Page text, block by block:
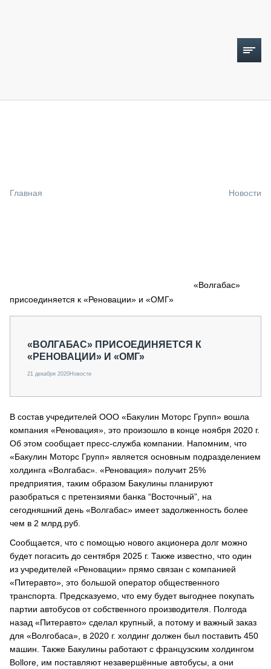
СПЕЦПРОЕКТЫ
О ПРОЕКТЕ
Главная Новости
«Волгабас»
присоединяется к «Реновации» и «ОМГ»
«ВОЛГАБАС» ПРИСОЕДИНЯЕТСЯ К
«РЕНОВАЦИИ» И «ОМГ»
21 декабря 2020Новости
В состав учредителей ООО «Бакулин Моторс Групп» вошла
компания «Реновация», это произошло в конце ноября 2020 г.
Об этом сообщает пресс-служба компании. Напомним, что
«Бакулин Моторс Групп» является основным подразделением
холдинга «Волгабас». «Реновация» получит 25%
предприятия, таким образом Бакулины планируют
разобраться с претензиями банка “Восточный”, на
сегодняшний день «Волгабас» имеет задолженность более
чем в 2 млрд.руб.
Сообщается, что с помощью нового акционера долг можно
будет погасить до сентября 2025 г. Также известно, что один
из учредителей «Реновации» прямо связан с компанией
«Питеравто», это большой оператор общественного
транспорта. Предсказуемо, что ему будет выгоднее покупать
партии автобусов от собственного производителя. Полгода
назад «Питеравто» сделал крупный, а потому и важный заказ
для «Волгобаса», в 2020 г. холдинг должен был поставить 450
машин. Также Бакулины работают с французским холдингом
Bollore, им поставляют незавершённые автобусы, а они